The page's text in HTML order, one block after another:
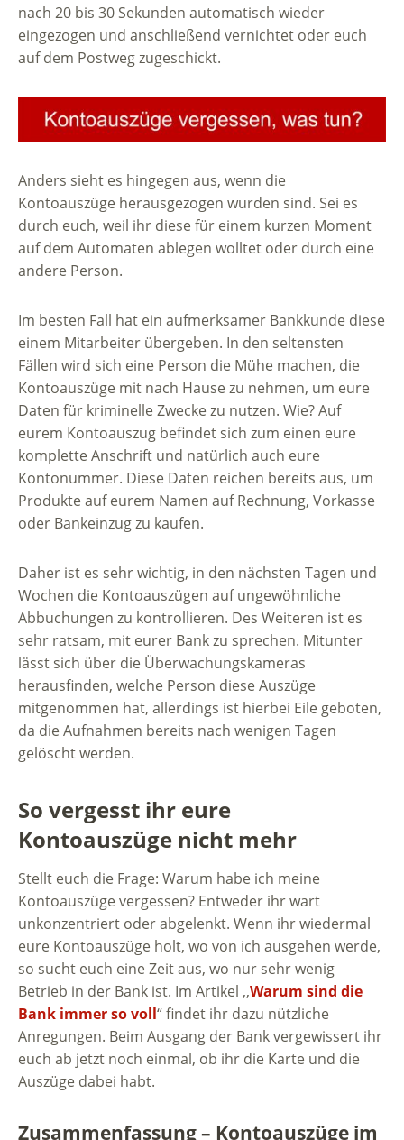
nach 20 bis 30 Sekunden automatisch wieder
eingezogen und anschließend vernichtet oder euch
auf dem Postweg zugeschickt.
Anders sieht es hingegen aus, wenn die
Kontoauszüge herausgezogen wurden sind. Sei es
durch euch, weil ihr diese für einem kurzen Moment
auf dem Automaten ablegen wolltet oder durch eine
andere Person.
Im besten Fall hat ein aufmerksamer Bankkunde diese
einem Mitarbeiter übergeben. In den seltensten
Fällen wird sich eine Person die Mühe machen, die
Kontoauszüge mit nach Hause zu nehmen, um eure
Daten für kriminelle Zwecke zu nutzen. Wie? Auf
eurem Kontoauszug befindet sich zum einen eure
komplette Anschrift und natürlich auch eure
Kontonummer. Diese Daten reichen bereits aus, um
Produkte auf eurem Namen auf Rechnung, Vorkasse
oder Bankeinzug zu kaufen.
Daher ist es sehr wichtig, in den nächsten Tagen und
Wochen die Kontoauszügen auf ungewöhnliche
Abbuchungen zu kontrollieren. Des Weiteren ist es
sehr ratsam, mit eurer Bank zu sprechen. Mitunter
lässt sich über die Überwachungskameras
herausfinden, welche Person diese Auszüge
mitgenommen hat, allerdings ist hierbei Eile geboten,
da die Aufnahmen bereits nach wenigen Tagen
gelöscht werden.
So vergesst ihr eure
Kontoauszüge nicht mehr
Stellt euch die Frage: Warum habe ich meine
Kontoauszüge vergessen? Entweder ihr wart
unkonzentriert oder abgelenkt. Wenn ihr wiedermal
eure Kontoauszüge holt, wo von ich ausgehen werde,
so sucht euch eine Zeit aus, wo nur sehr wenig
Betrieb in der Bank ist. Im Artikel ,,Warum sind die
Bank immer so voll“ findet ihr dazu nützliche
Anregungen. Beim Ausgang der Bank vergewissert ihr
euch ab jetzt noch einmal, ob ihr die Karte und die
Auszüge dabei habt.
Zusammenfassung – Kontoauszüge im